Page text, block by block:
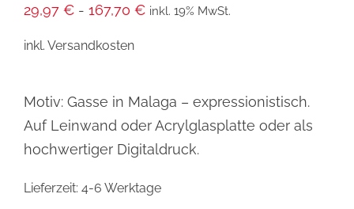
29,97 € - 167,70 € inkl. 19% MwSt.
inkl. Versandkosten
Motiv: Gasse in Malaga – expressionistisch.
Auf Leinwand oder Acrylglasplatte oder als
hochwertiger Digitaldruck.
Lieferzeit: 4-6 Werktage